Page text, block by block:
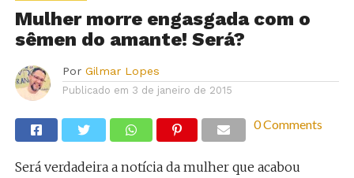
Mulher morre engasgada com o
sêmen do amante! Será?
Por Gilmar Lopes
Publicado em 3 de janeiro de 2015
0 Comments
Será verdadeira a notícia da mulher que acabou